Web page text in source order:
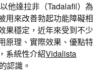
他達拉非（Tadalafil）為
用來改善勃起功能障礙相
果穩定，近年來受到不少
原理、實際效果、優點特
系統性介紹Vidalista
認識。